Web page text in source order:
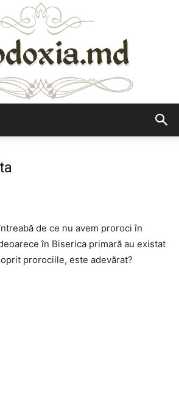
de ce nu avem proroci în
în Biserica primară au existat
prorociile, este adevărat?